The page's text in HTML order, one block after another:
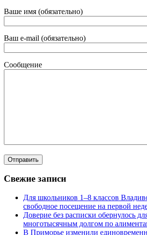
Ваше имя (обязательно)
Ваш e-mail (обязательно)
Сообщение
Свежие записи
Для школьников 1–8 классов
свободное посещение на первой
Доверие без расписки обернулось
многотысячным долгом по
В Приморье изменили